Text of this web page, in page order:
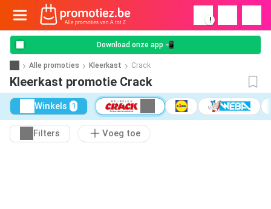
!
Download onze app 📲
Alle promoties Kleerkast Crack
Kleerkast promotie Crack
Winkels 1
Filters Voeg toe